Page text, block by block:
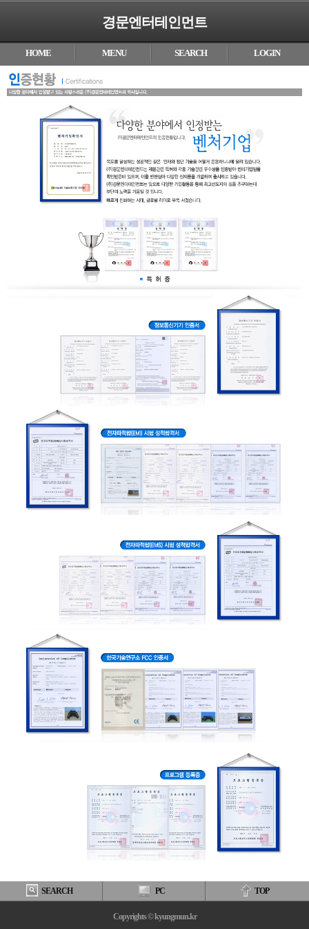
경문엔터테인먼트
HOME MENU SEARCH LOGIN
SEARCH PC TOP
Copyrights © kyungmun.kr